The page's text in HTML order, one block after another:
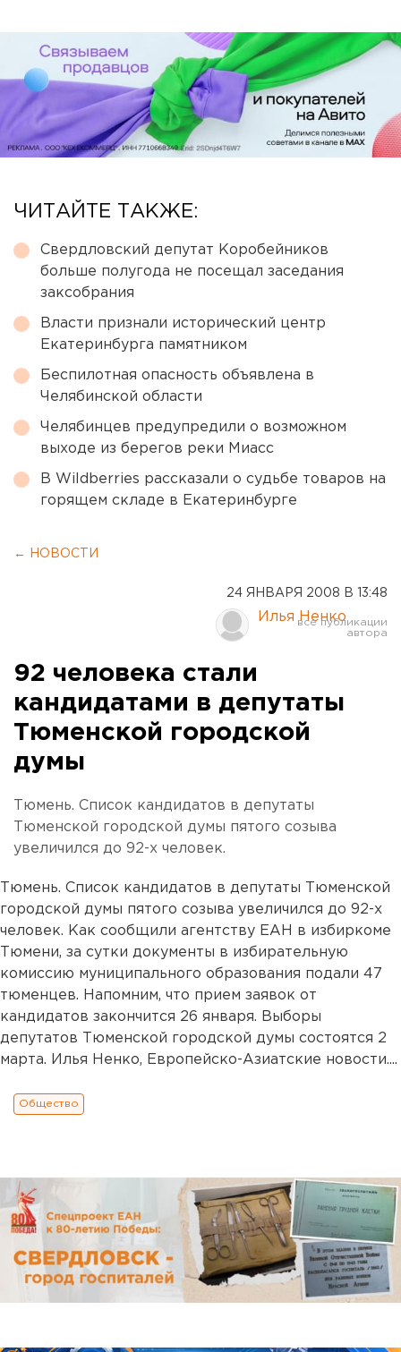
ЧИТАЙТЕ ТАКЖЕ:
Свердловский депутат Коробейников
больше полугода не посещал заседания
заксобрания
Власти признали исторический центр
Екатеринбурга памятником
Беспилотная опасность объявлена в
Челябинской области
Челябинцев предупредили о возможном
выходе из берегов реки Миасс
В Wildberries рассказали о судьбе товаров на
горящем складе в Екатеринбурге
← НОВОСТИ
24 ЯНВАРЯ 2008 В 13:48
Илья Ненко
92 человека стали
кандидатами в депутаты
Тюменской городской
думы
Тюмень. Список кандидатов в депутаты
Тюменской городской думы пятого созыва
увеличился до 92-х человек.
Тюмень. Список кандидатов в депутаты Тюменской
городской думы пятого созыва увеличился до 92-х
человек. Как сообщили агентству ЕАН в избиркоме
Тюмени, за сутки документы в избирательную
комиссию муниципального образования подали 47
тюменцев. Напомним, что прием заявок от
кандидатов закончится 26 января. Выборы
депутатов Тюменской городской думы состоятся 2
марта. Илья Ненко, Европейско-Азиатские новости....
Общество